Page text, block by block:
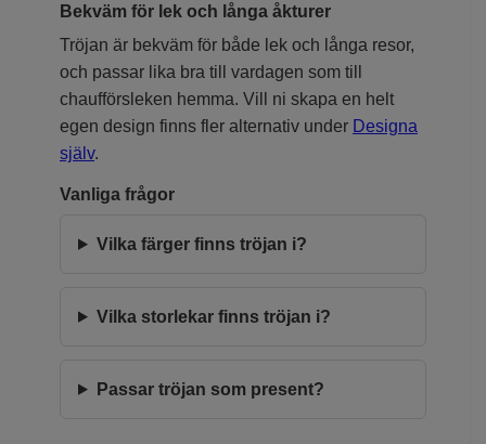
Bekväm för lek och långa åkturer
Tröjan är bekväm för både lek och långa resor,
och passar lika bra till vardagen som till
chaufförsleken hemma. Vill ni skapa en helt
egen design finns fler alternativ under Designa
själv.
Vanliga frågor
Vilka färger finns tröjan i?
Vilka storlekar finns tröjan i?
Passar tröjan som present?